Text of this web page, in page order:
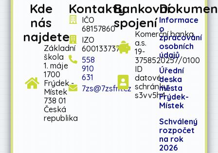
Kde
nás
najdete
Základní
škola
1. máje
1700
Frýdek -
Místek
738 01
Česká
republika
Kontakty
IČO
68157860
IZO
600133737
558
910
631
7zs@7zsfm.cz
Bankovní
spojení
Komerční banka
a.s.
19-
3758520257/0100
ID
datové
schránky:
s3vv5h4
Informace
o
zpracování
osobních
údajů
Úřední
deska
města
Frýdek-
Místek
Schválený
rozpočet
na rok
2026